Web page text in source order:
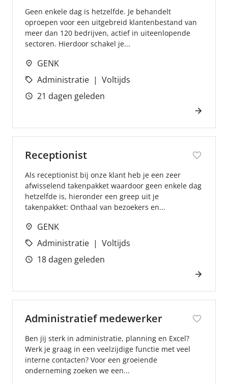
Geen enkele dag is hetzelfde. Je behandelt
oproepen voor een uitgebreid klantenbestand van
meer dan 120 bedrijven, actief in uiteenlopende
sectoren. Hierdoor schakel je...
GENK
Administratie
Voltijds
21 dagen geleden
Receptionist
Als receptionist bij onze klant heb je een zeer
afwisselend takenpakket waardoor geen enkele dag
hetzelfde is, hieronder een greep uit je
takenpakket: Onthaal van bezoekers en...
GENK
Administratie
Voltijds
18 dagen geleden
Administratief medewerker
Ben jij sterk in administratie, planning en Excel?
Werk je graag in een veelzijdige functie met veel
interne contacten? Voor een groeiende
onderneming zoeken we een...